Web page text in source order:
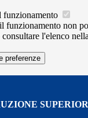
funzionamento
funzionamento non
l'elenco
preferenze